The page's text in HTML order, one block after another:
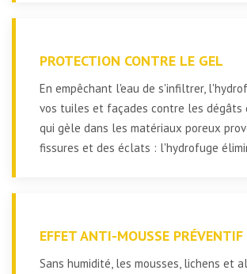
PROTECTION CONTRE LE GEL
En empêchant l'eau de s'infiltrer,
vos tuiles et façades contre les dégâts
qui gèle dans les matériaux poreux
fissures et des éclats : l'hydrofuge
EFFET ANTI-MOUSSE PRÉVENTIF
Sans humidité, les mousses, lichens et